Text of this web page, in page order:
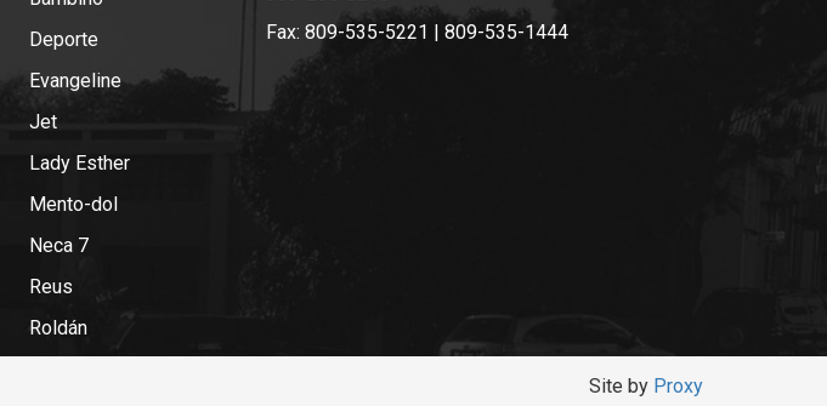
Deporte
Evangeline
Jet
Lady Esther
Mento-dol
Neca 7
Reus
Roldán
Fax: 809-535-5221 | 809-535-1444
Site by Proxy